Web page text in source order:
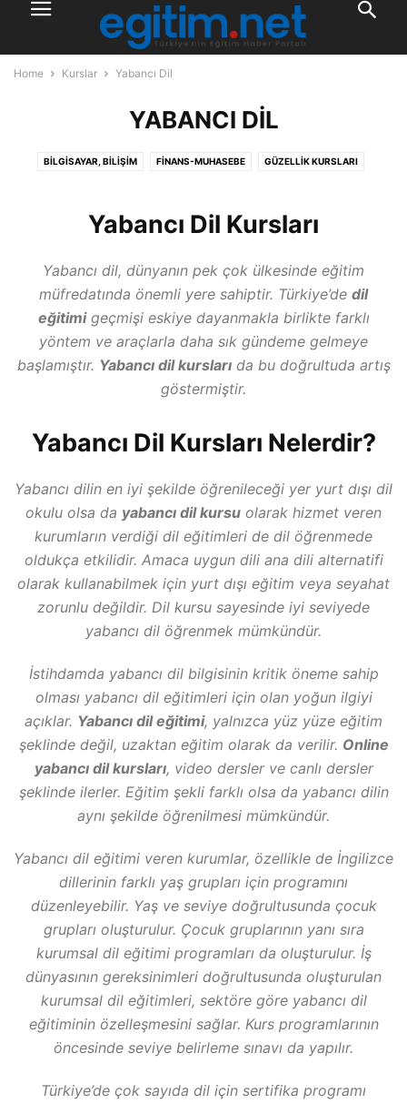
Home Kurslar Yabancı Dil
YABANCI DIL
BILGISAYAR, BILIŞIM FINANS-MUHASEBE GÜZELLIK KURSLARI
PAZARLAMA, GIRIŞIMCILIK
SAĞLIK KURSLARI SANAT, SPOR, HOBI SINAVA HAZIRLIK KURSLARI
TEHLIKELI VE ÇOK TEHLIKELI İŞLER KURSU YABANCI DIL
Yabancı Dil Kursları
Yabancı dil, dünyanın pek çok ülkesinde eğitim
müfredatında önemli yere sahiptir. Türkiye’de dil
eğitimigeçmişi eskiye dayanmakla birlikte farklı
yöntem ve araçlarla daha sık gündeme gelmeye
başlamıştır. Yabancı dil kurslarıda bu doğrultuda artış
göstermiştir.
Yabancı Dil Kursları Nelerdir?
Yabancı dilin en iyi şekilde öğrenileceği yer yurt dışı dil
okulu olsa da yabancı dil kursu olarak hizmet veren
kurumların verdiği dil eğitimleri de dil öğrenmede
oldukça etkilidir. Amaca uygun dili ana dili alternatifi
olarak kullanabilmek için yurt dışı eğitim veya seyahat
zorunlu değildir. Dil kursu sayesinde iyi seviyede
yabancı dil öğrenmek mümkündür.
İstihdamda yabancı dil bilgisinin kritik öneme sahip
olması yabancı dil eğitimleri için olan yoğun ilgiyi
açıklar. Yabancı dil eğitimi, yalnızca yüz yüze eğitim
şeklinde değil, uzaktan eğitim olarak da verilir. Online
yabancı dil kursları, video dersler ve canlı dersler
şeklinde ilerler. Eğitim şekli farklı olsa da yabancı dilin
aynı şekilde öğrenilmesi mümkündür.
Yabancı dil eğitimi veren kurumlar, özellikle de İngilizce
dillerinin farklı yaş grupları için programını
düzenleyebilir. Yaş ve seviye doğrultusunda çocuk
grupları oluşturulur. Çocuk gruplarının yanı sıra
kurumsal dil eğitimi programları da oluşturulur. İş
dünyasının gereksinimleri doğrultusunda oluşturulan
kurumsal dil eğitimleri, sektöre göre yabancı dil
eğitiminin özelleşmesini sağlar. Kurs programlarının
öncesinde seviye belirleme sınavı da yapılır.
Türkiye’de çok sayıda dil için sertifika programı